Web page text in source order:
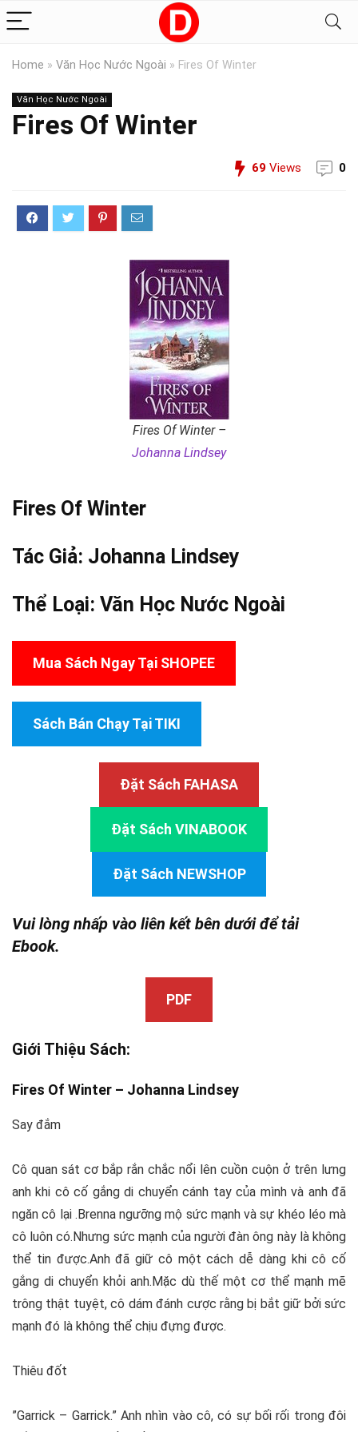
Home » Văn Học Nước Ngoài » Fires Of Winter
Văn Học Nước Ngoài
Fires Of Winter
69 Views 0
Fires Of Winter –
Johanna Lindsey
Fires Of Winter
Tác Giả: Johanna Lindsey
Thể Loại: Văn Học Nước Ngoài
Mua Sách Ngay Tại SHOPEE
Sách Bán Chạy Tại TIKI
Đặt Sách FAHASA
Đặt Sách VINABOOK
Đặt Sách NEWSHOP
Vui lòng nhấp vào liên kết bên dưới để tải
Ebook.
PDF
Giới Thiệu Sách:
Fires Of Winter – Johanna Lindsey
Say đắm
Cô quan sát cơ bắp rắn chắc nổi lên cuồn cuộn ở trên lưng
anh khi cô cố gắng di chuyển cánh tay của mình và anh đã
ngăn cô lại .Brenna ngưỡng mộ sức mạnh và sự khéo léo mà
cô luôn có.Nhưng sức mạnh của người đàn ông này là không
thể tin được.Anh đã giữ cô một cách dễ dàng khi cô cố
gắng di chuyển khỏi anh.Mặc dù thế một cơ thể mạnh mẽ
trông thật tuyệt, cô dám đánh cược rằng bị bắt giữ bởi sức
mạnh đó là không thể chịu đựng được.
Thiêu đốt
”Garrick – Garrick.” Anh nhìn vào cô, có sự bối rối trong đôi